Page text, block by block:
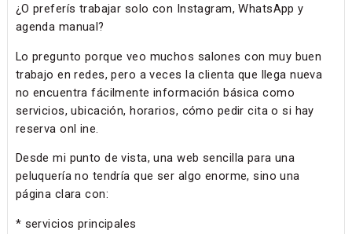
¿O preferís trabajar solo con Instagram, WhatsApp y
agenda manual?
Lo pregunto porque veo muchos salones con muy buen
trabajo en redes, pero a veces la clienta que llega nueva
no encuentra fácilmente información básica como
servicios, ubicación, horarios, cómo pedir cita o si hay
reserva onl ine.
Desde mi punto de vista, una web sencilla para una
peluquería no tendría que ser algo enorme, sino una
página clara con:
* servicios principales